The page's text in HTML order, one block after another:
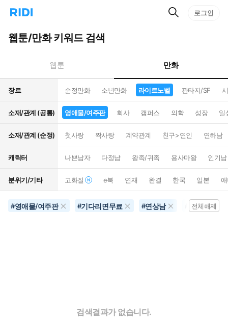
리
홈
으
턴
트
검
로그인
웹툰/만화 키워드 검색
웹툰 만화
장르 순정만화 소년만화 라이트노벨 판타지/SF
소재/관계 (공통) 영애물/여주판 회사 캠퍼스 의학 성장 일
소재/관계 (순정) 첫사랑 짝사랑 계약관계 친구>연인 연하남
캐릭터 나쁜남자 다정남 왕족/귀족 용사마왕 인기남
분위기/기타 고화질 e북 연재 완결 한국 일본
#영애물/여주판 #기다리면무료 #연상남 코믹물
전체해제
검색결과가 없습니다.